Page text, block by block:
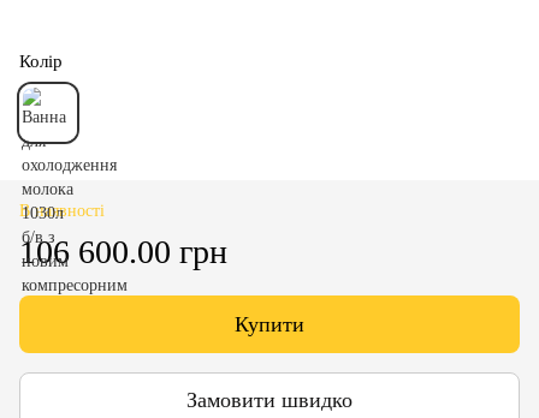
Колір
В наявності
106 600.00 грн
Купити
Замовити швидко